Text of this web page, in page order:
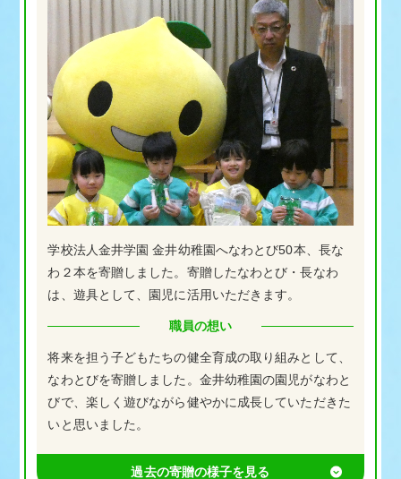
学校法人金井学園 金井幼稚園へなわとび50本、長な
わ２本を寄贈しました。寄贈したなわとび・長なわ
は、遊具として、園児に活用いただきます。
職員の想い
将来を担う子どもたちの健全育成の取り組みとして、
なわとびを寄贈しました。金井幼稚園の園児がなわと
びで、楽しく遊びながら健やかに成長していただきた
いと思いました。